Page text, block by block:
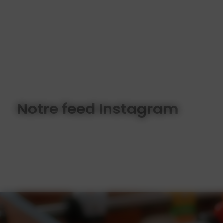
Notre feed Instagram